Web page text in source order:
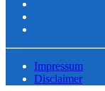
Impressum
Disclaimer